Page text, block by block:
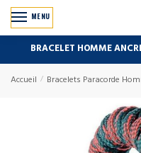
MENU
BRACELET HOMME
Accueil / Bracelets Paracorde